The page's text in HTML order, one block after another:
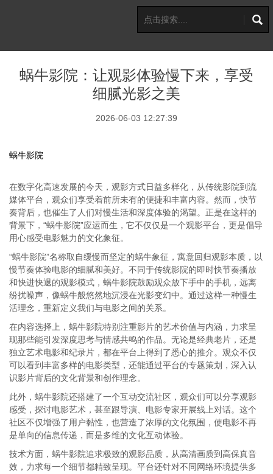
蜗牛影院：让观影体验慢下来，享受
细腻光影之美
2026-06-03 12:27:39
蜗牛影院
在数字化高速发展的今天，观影方式日益多样化，从传统影院到流
媒体平台，观众们享受着前所未有的便捷和丰富内容。然而，快节
奏背后，也催生了人们对慢生活和深度体验的渴望。正是在这样的
背景下，“蜗牛影院”应运而生，它不仅仅是一个观影平台，更是倡导
用心感受电影魅力的文化象征。
“蜗牛影院”名称取自缓慢而坚定的蜗牛象征，寓意回归观影本质，以
慢节奏体验电影的细腻和美好。不同于传统影院的即时快节奏播放
和快进快退的观影模式，蜗牛影院鼓励观众放下手中的手机，远离
纷扰噪声，像蜗牛般悠然地沉浸在光影变幻中。通过这样一种慢生
活理念，重新定义我们与电影之间的关系。
在内容选择上，蜗牛影院特别注重影片的艺术价值与内涵，力求呈
现那些能引发深度思考与情感共鸣的作品。无论是经典老片，还是
独立艺术电影和纪录片，都在平台上得到了悉心的推介。观众不仅
可以看到丰富多样的电影类型，还能通过平台的专题策划，深入认
识影片背后的文化背景和创作理念。
此外，蜗牛影院还搭建了一个互动交流社区，观众们可以分享观影
感受，探讨电影艺术，甚至跟导演、电影专家开展线上对话。这个
社区不仅增强了用户黏性，也营造了浓厚的文化氛围，使电影不再
是单向的信息传递，而是多维的文化互动体验。
技术方面，蜗牛影院追求极致的观影品质，从高清画质到高保真音
效，力求每一个细节都精致呈现。平台还针对不同网络环境提供多